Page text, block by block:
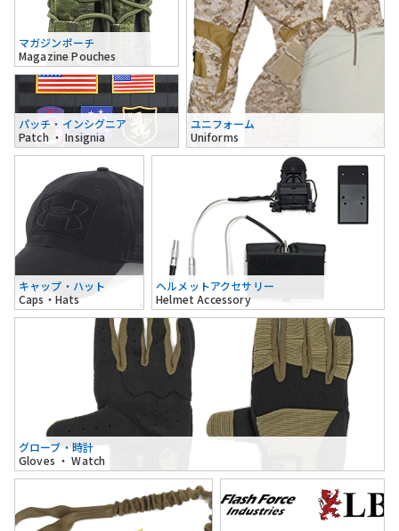
マガジンポーチ
Magazine Pouches
パッチ・インシグニア
Patch ・ Insignia
ユニフォーム
Uniforms
キャップ・ハット
Caps・Hats
ヘルメットアクセサリー
Helmet Accessory
グローブ・時計
Gloves ・ Watch